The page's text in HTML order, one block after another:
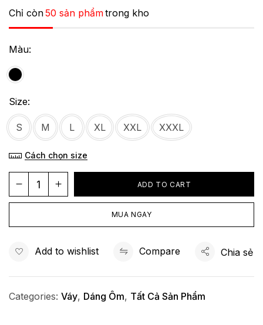
Chỉ còn50 sản phẩmtrong kho
Màu
Size
S M L XL XXL XXXL
Cách chọn size
ADD TO CART
MUA NGAY
Add to wishlist Compare Chia sẻ
Categories: Váy, Dáng Ôm, Tất Cả Sản Phẩm